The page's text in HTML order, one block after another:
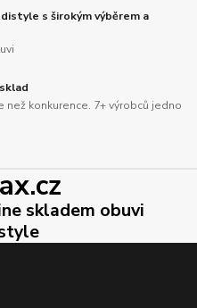
s širokým výběrem a
než konkurence. 7+ výrobců jedno
skladem obuvi